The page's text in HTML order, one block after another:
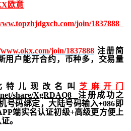
欧意
join/1837888
join/1837888注册简
用户能开合约， 币种多，交易量
特儿现改名叫 芝麻开门
share/XgRDAQ8 注册成功之
号码绑定，大陆号码输入+086即
端实名认证初级+高级更方便上
。